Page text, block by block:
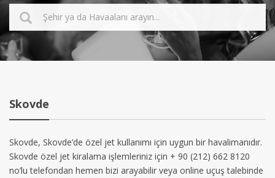
Skovde
Skovde, Skovde’de özel jet kullanımı için uygun bir havalimanıdır.
Skovde özel jet kiralama işlemleriniz için + 90 (212) 662 8120
no’lu telefondan hemen bizi arayabilir veya online uçuş talebinde